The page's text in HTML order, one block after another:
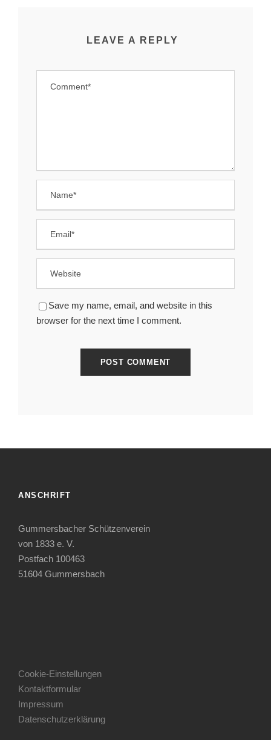
LEAVE A REPLY
Save my name, email, and website in this
browser for the next time I comment.
ANSCHRIFT
Gummersbacher Schützenverein
von 1833 e. V.
Postfach 100463
51604 Gummersbach
Cookie-Einstellungen
Kontaktformular
Impressum
Datenschutzerklärung